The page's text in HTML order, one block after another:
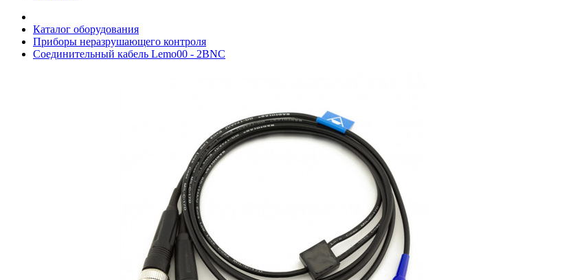
Каталог оборудования
Приборы неразрушающего контроля
Соединительный кабель Lemo00 - 2BNC